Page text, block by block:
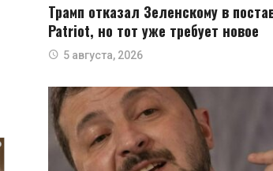
Трамп отказал Зеленскому в
Patriot, но тот уже требует новое
5 августа, 2026